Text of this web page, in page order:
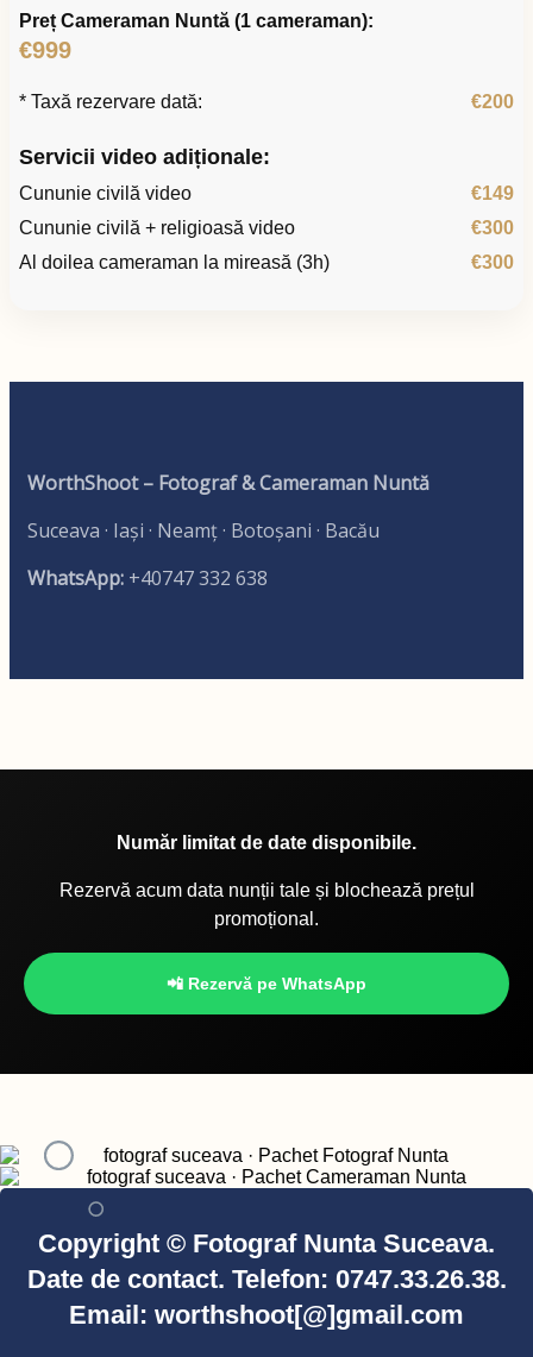
Preț Cameraman Nuntă (1 cameraman):
€999
* Taxă rezervare dată: €200
Servicii video adiționale:
Cununie civilă video
€149
Cununie civilă + religioasă video
€300
Al doilea cameraman la mireasă (3h)
€300
WorthShoot – Fotograf & Cameraman Nuntă
Suceava · Iași · Neamț · Botoșani · Bacău
WhatsApp: +40747 332 638
Număr limitat de date disponibile.
Rezervă acum data nunții tale și blochează prețul
promoțional.
📲 Rezervă pe WhatsApp
Copyright © Fotograf Nunta Suceava.
Date de contact. Telefon: 0747.33.26.38.
Email: worthshoot[@]gmail.com